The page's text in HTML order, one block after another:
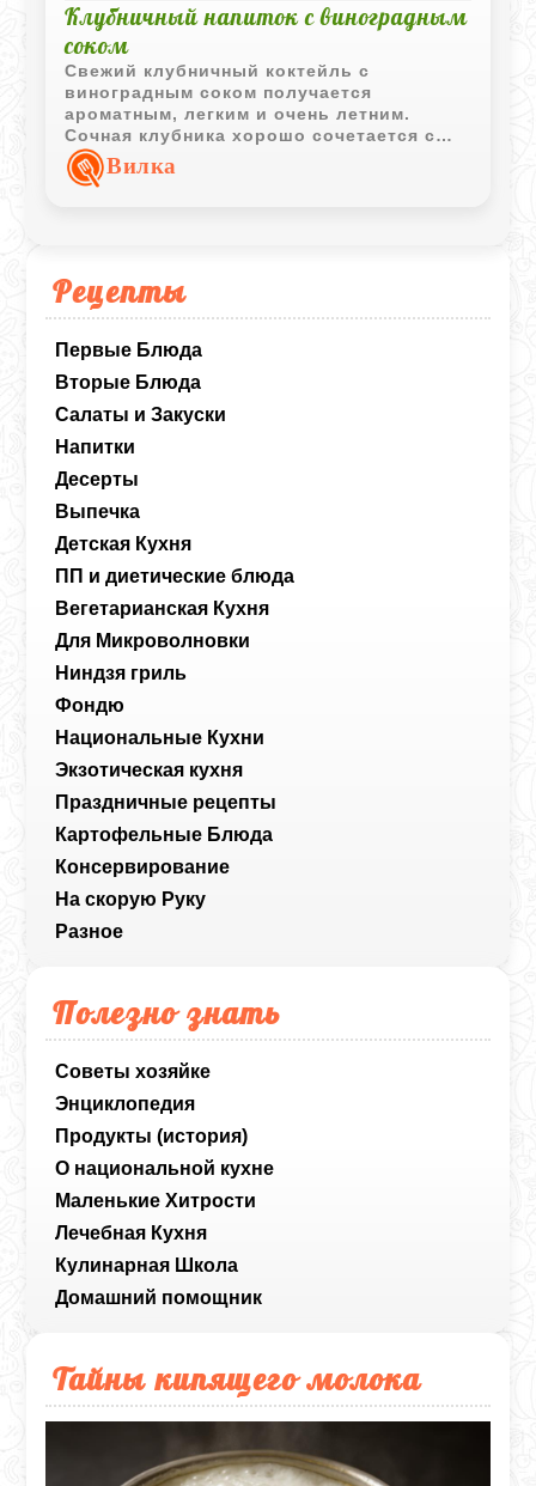
Рецепты
Первые Блюда
Вторые Блюда
Салаты и Закуски
Напитки
Десерты
Выпечка
Детская Кухня
ПП и диетические блюда
Вегетарианская Кухня
Для Микроволновки
Ниндзя гриль
Фондю
Национальные Кухни
Экзотическая кухня
Праздничные рецепты
Картофельные Блюда
Консервирование
На скорую Руку
Разное
Полезно знать
Советы хозяйке
Энциклопедия
Продукты (история)
О национальной кухне
Маленькие Хитрости
Лечебная Кухня
Кулинарная Школа
Домашний помощник
Тайны кипящего молока
Клубничный напиток с виноградным
соком
Свежий клубничный коктейль с
виноградным соком получается
ароматным, легким и очень летним.
Сочная клубника хорошо сочетается с
легкой кислинкой лимона и едва
заметной ноткой корицы. Такой напиток
Вилка